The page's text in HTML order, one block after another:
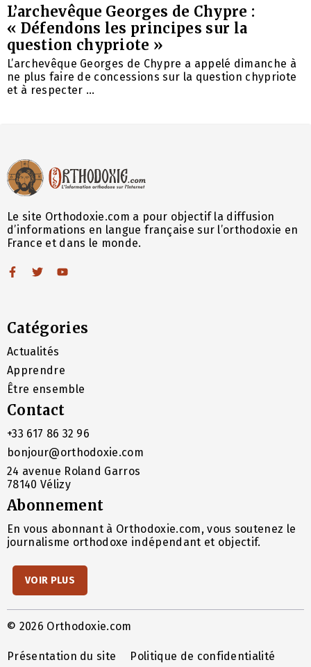
L’archevêque Georges de Chypre :
« Défendons les principes sur la
question chypriote »
L’archevêque Georges de Chypre a appelé dimanche à
ne plus faire de concessions sur la question chypriote
et à respecter ...
Le site Orthodoxie.com a pour objectif la diffusion
d’informations en langue française sur l’orthodoxie en
France et dans le monde.
Catégories
Actualités
Apprendre
Être ensemble
Contact
+33 617 86 32 96
bonjour@orthodoxie.com
24 avenue Roland Garros
78140 Vélizy
Abonnement
En vous abonnant à Orthodoxie.com, vous soutenez le
journalisme orthodoxe indépendant et objectif.
VOIR PLUS
© 2026 Orthodoxie.com
Présentation du site Politique de confidentialité